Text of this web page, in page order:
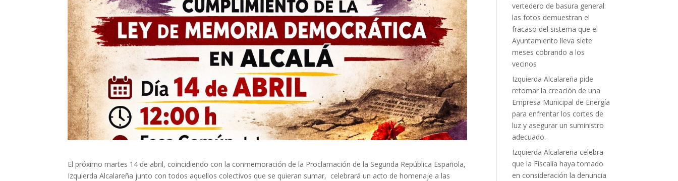
El próximo martes 14 de abril, coincidiendo con la conmemoración de la Proclamación de la Segunda República Española,
Izquierda Alcalareña junto con todos aquellos colectivos que se quieran sumar, celebrará un acto de homenaje a las
vertedero de basura general:
las fotos demuestran el
fracaso del sistema que el
Ayuntamiento lleva siete
meses cobrando a los
vecinos
Izquierda Alcalareña pide
retomar la creación de una
Empresa Municipal de Energía
para enfrentar los cortes de
luz y asegurar un suministro
adecuado.
Izquierda Alcalareña celebra
que la Fiscalía haya tomado
en consideración la denuncia